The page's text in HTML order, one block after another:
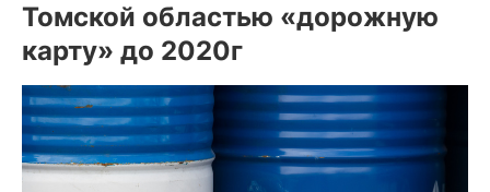
Томской областью «дорожную
карту» до 2020г